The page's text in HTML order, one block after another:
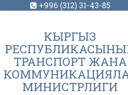
+996 (312) 31-43-85
КЫРГЫЗ
ТРАНСПОРТ ЖАНА
МИНИСТРЛИГИ